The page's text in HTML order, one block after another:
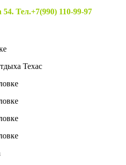
Тел.+7(990) 110-99-97